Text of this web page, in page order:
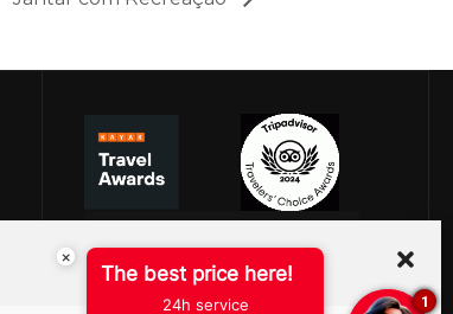
×
The best price here!
24h service 1